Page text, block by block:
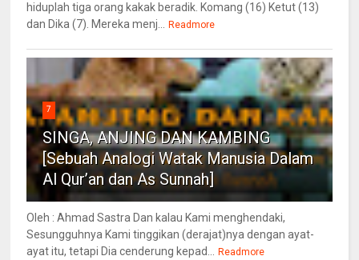
hiduplah tiga orang kakak beradik. Komang (16) Ketut (13)
dan Dika (7). Mereka menj... Readmore
7
SINGA, ANJING DAN KAMBING
[Sebuah Analogi Watak Manusia Dalam
Al Qur’an dan As Sunnah]
Oleh : Ahmad Sastra Dan kalau Kami menghendaki,
Sesungguhnya Kami tinggikan (derajat)nya dengan ayat-
ayat itu, tetapi Dia cenderung kepad... Readmore